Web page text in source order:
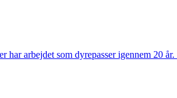
har arbejdet som dyrepasser igennem